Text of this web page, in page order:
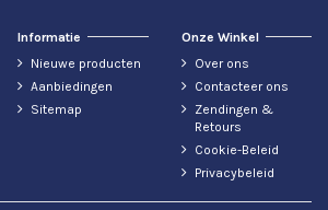
Informatie
Nieuwe producten
Aanbiedingen
Sitemap
Onze Winkel
Over ons
Contacteer ons
Zendingen &
Retours
Cookie-Beleid
Privacybeleid